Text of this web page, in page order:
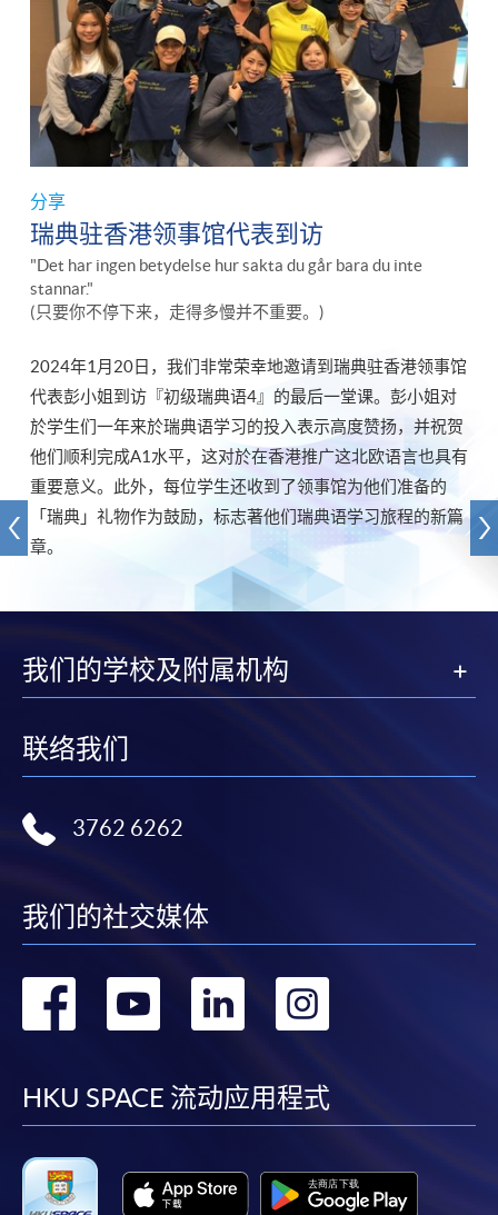
分享
瑞典驻香港领事馆代表到访
"Det har ingen betydelse hur sakta du går bara du inte
stannar."
(只要你不停下来，走得多慢并不重要。)
2024年1月20日，我们非常荣幸地邀请到瑞典驻香港领事馆
代表彭小姐到访『初级瑞典语4』的最后一堂课。彭小姐对
於学生们一年来於瑞典语学习的投入表示高度赞扬，并祝贺
他们顺利完成A1水平，这对於在香港推广这北欧语言也具有
重要意义。此外，每位学生还收到了领事馆为他们准备的
「瑞典」礼物作为鼓励，标志著他们瑞典语学习旅程的新篇
章。
我们的学校及附属机构
联络我们
3762 6262
我们的社交媒体
转
facebook
转
youtube
转
linkedin
HKU SPACE 流动应用程式